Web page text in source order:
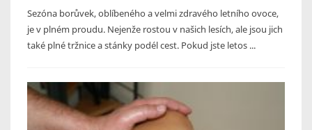
Sezóna borůvek, oblíbeného a velmi zdravého letního ovoce,
je v plném proudu. Nejenže rostou v našich lesích, ale jsou jich
také plné tržnice a stánky podél cest. Pokud jste letos ...